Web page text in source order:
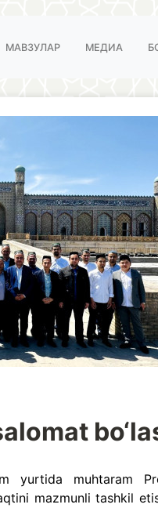
МАВЗУЛАР МЕДИА
yurtida muhtaram
mazmunli tashkil